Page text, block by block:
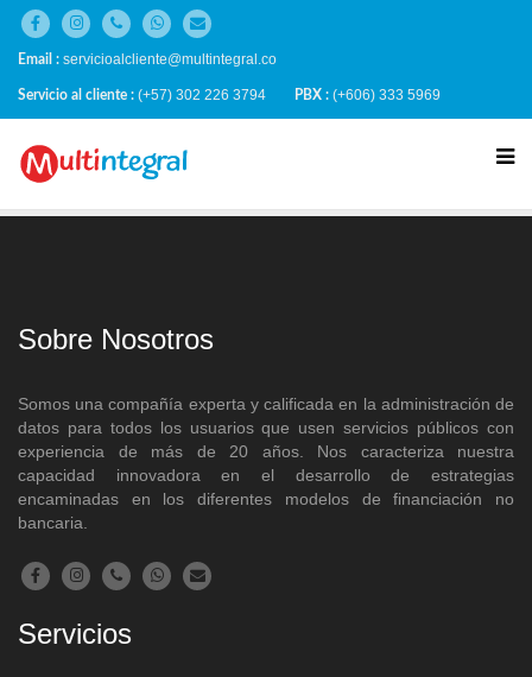
Email : servicioalcliente@multintegral.co
Servicio al cliente : (+57) 302 226 3794 PBX : (+606) 333 5969
Sobre Nosotros
Somos una compañía experta y calificada en la administración de
datos para todos los usuarios que usen servicios públicos con
experiencia de más de 20 años. Nos caracteriza nuestra
capacidad innovadora en el desarrollo de estrategias
encaminadas en los diferentes modelos de financiación no
bancaria.
Servicios